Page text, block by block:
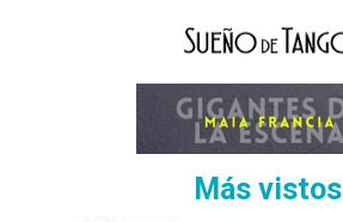
Más vistos